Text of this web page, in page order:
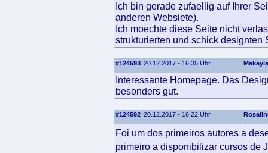
Ich bin gerade zufaellig auf Ihrer
anderen Websiete).
Ich moechte diese Seite nicht
strukturierten und schick designten
#124593 20.12.2017 - 16:35 Uhr Makayla
Interessante Homepage. Das
besonders gut.
#124592 20.12.2017 - 16:22 Uhr
Foi um dos primeiros autores a
primeiro a disponibilizar cursos